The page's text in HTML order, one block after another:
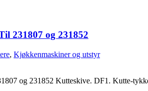
231807 og 231852
, Kjøkkenmaskiner og utstyr
og 231852 Kutteskive. DF1. Kutte-